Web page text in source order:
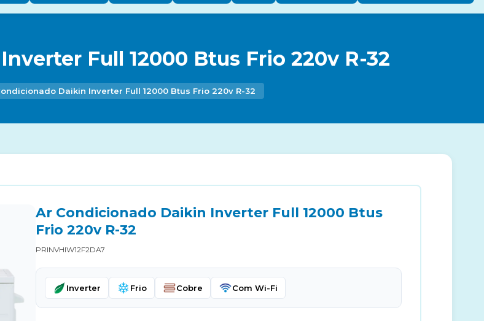
Full 12000 Btus Frio 220v R-32
Daikin Inverter Full 12000 Btus Frio 220v R-32
Ar Condicionado Daikin Inverter Full 12000 Btus
Frio 220v R-32
PRINVHIW12F2DA7
Inverter Frio Cobre Com Wi-Fi